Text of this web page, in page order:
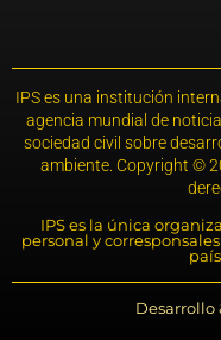
IPS es una institución
agencia mundial de
sociedad civil sobre
ambiente. Copyright ©
IPS es la única
personal y
Desarrollo